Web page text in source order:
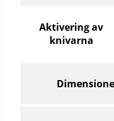
Aktivering av
knivarna